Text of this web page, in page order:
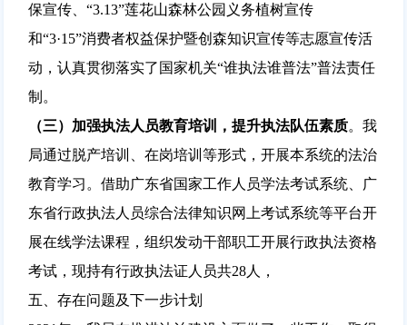
保宣传、“3.13”莲花山森林公园义务植树宣传
和“3·15”消费者权益保护暨创森知识宣传等志愿宣传活
动，认真贯彻落实了国家机关“谁执法谁普法”普法责任
制。
（三）加强执法人员教育培训，提升执法队伍素质。我
局通过脱产培训、在岗培训等形式，开展本系统的法治
教育学习。借助广东省国家工作人员学法考试系统、广
东省行政执法人员综合法律知识网上考试系统等平台开
展在线学法课程，组织发动干部职工开展行政执法资格
考试，现持有行政执法证人员共28人，
五、存在问题及下一步计划